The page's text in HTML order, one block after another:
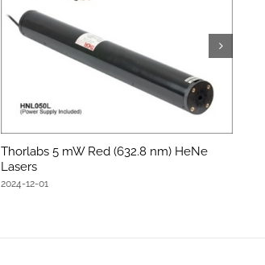
Thorlabs 5 mW Red (632.8 nm) HeNe
Lasers
2024-12-01